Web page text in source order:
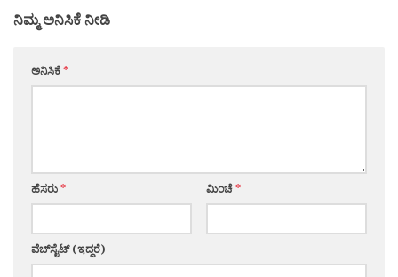
ನಿಮ್ಮ ಅನಿಸಿಕೆ ನೀಡಿ
ಅನಿಸಿಕೆ*
ಹೆಸರು* ಮಿಂಚೆ*
ವೆಬ್‌ಸೈಟ್ (ಇದ್ದರೆ)